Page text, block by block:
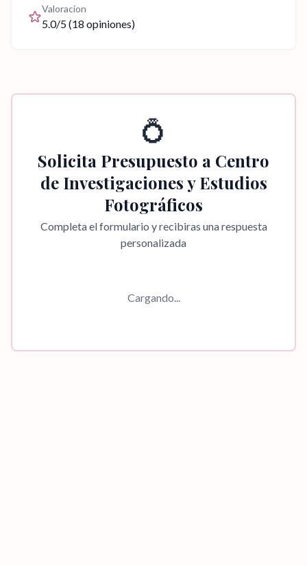
Valoracion
5.0/5 (18 opiniones)
💍
Solicita Presupuesto a Centro
de Investigaciones y Estudios
Fotográficos
Completa el formulario y recibiras una respuesta
personalizada
Cargando...